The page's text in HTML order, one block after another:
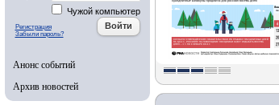
Чужой компьютер
Регистрация
Забыли пароль?
Анонс событий
Архив новостей